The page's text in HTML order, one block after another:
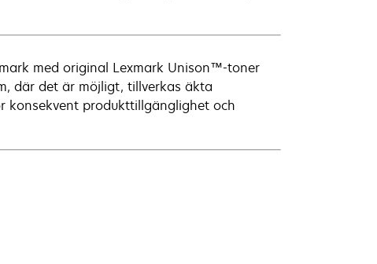
med original Lexmark Unison™-toner
där det är möjligt, tillverkas äkta
konsekvent produkttillgänglighet och